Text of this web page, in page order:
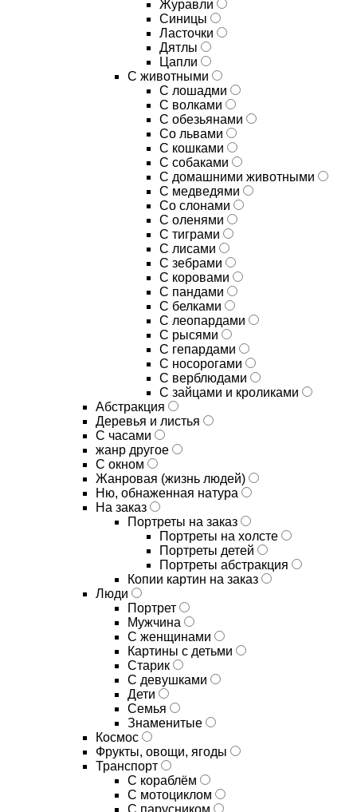
Журавли
Синицы
Ласточки
Дятлы
Цапли
С животными
С лошадми
С волками
С обезьянами
Со львами
С кошками
С собаками
С домашними животными
С медведями
Со слонами
С оленями
С тиграми
С лисами
С зебрами
С коровами
С пандами
С белками
С леопардами
С рысями
С гепардами
С носорогами
С верблюдами
С зайцами и кроликами
Абстракция
Деревья и листья
С часами
жанр другое
С окном
Жанровая (жизнь людей)
Ню, обнаженная натура
На заказ
Портреты на заказ
Портреты на холсте
Портреты детей
Портреты абстракция
Копии картин на заказ
Люди
Портрет
Мужчина
С женщинами
Картины с детьми
Старик
С девушками
Дети
Семья
Знаменитые
Космос
Фрукты, овощи, ягоды
Транспорт
С кораблём
С мотоциклом
С парусником